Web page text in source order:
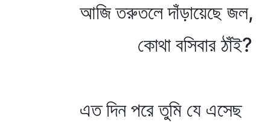
আজি তরুতলে দাঁড়ায়েছে জল,
কোথা বসিবার ঠাঁই?
এত দিন পরে তুমি যে এসেছ